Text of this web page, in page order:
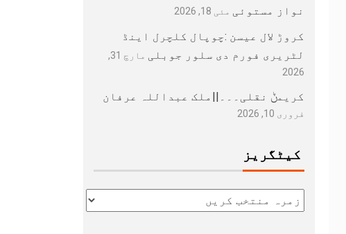
نواز مستوئی مئی 18, 2026
کروڑ لال عیسن :چوپال کلچرل اینڈ
لٹریری فورم دی سلور جوبلی
مارچ 31,
2026
کریمݨ نقلی۔۔۔||ملک عبداللہ عرفان
فروری 10, 2026
کیٹگریز